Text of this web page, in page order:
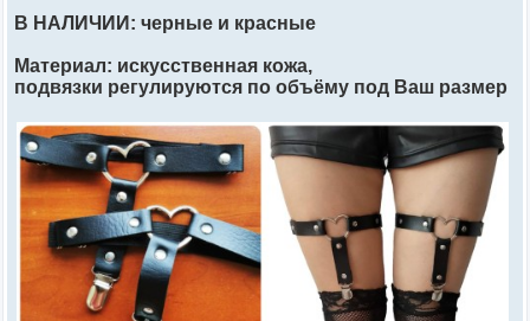
В НАЛИЧИИ: черные и красные
Материал: искусственная кожа,
подвязки регулируются по объёму под Ваш размер